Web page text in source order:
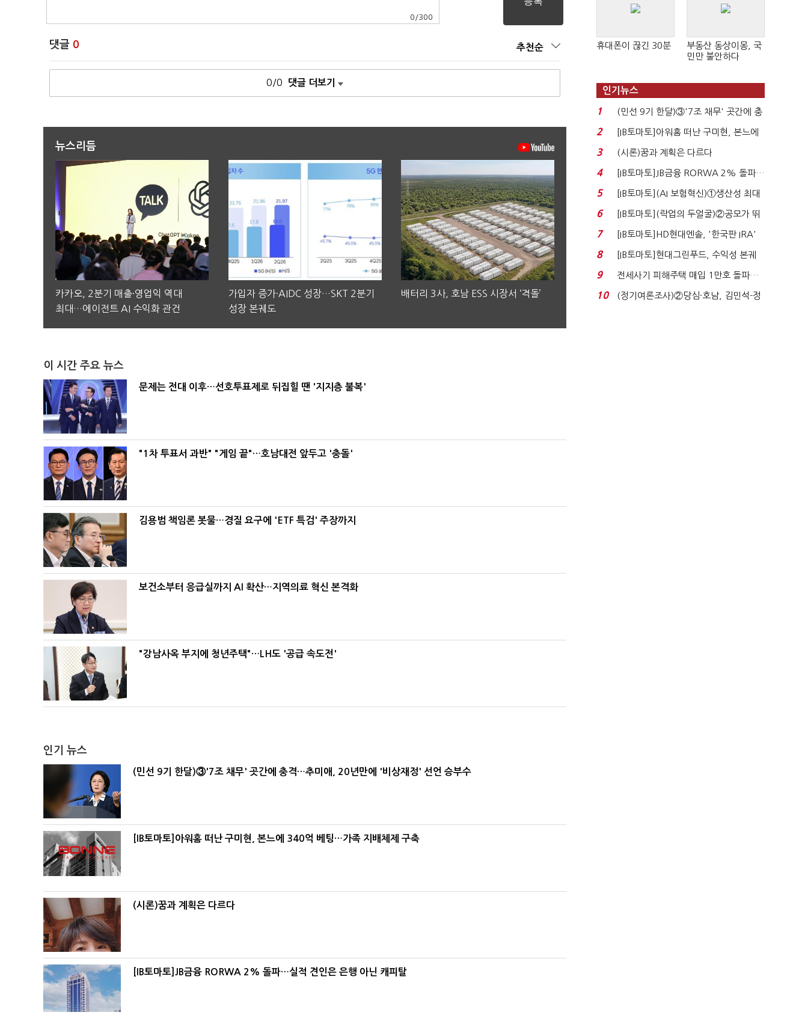
0 /300
댓글 0 추천순
0/0 댓글 더보기
뉴스리듬
카카오, 2분기 매출·영업익 역대
최대…에이전트 AI 수익화 관건
가입자 증가·AIDC 성장…SKT 2분기
성장 본궤도
배터리 3사, 호남 ESS 시장서 ‘격돌’
이 시간 주요 뉴스
문제는 전대 이후…선호투표제로 뒤집힐 땐 '지지층 불복'
"1차 투표서 과반" "게임 끝"…호남대전 앞두고 '충돌'
김용범 책임론 봇물…경질 요구에 'ETF 특검' 주장까지
보건소부터 응급실까지 AI 확산…지역의료 혁신 본격화
"강남사옥 부지에 청년주택"…LH도 '공급 속도전'
인기 뉴스
(민선 9기 한달)③'7조 채무' 곳간에 충격…추미애, 20년만에 '비상재정' 선언 승부수
[IB토마토]아워홈 떠난 구미현, 본느에 340억 베팅…가족 지배체제 구축
(시론)꿈과 계획은 다르다
[IB토마토]JB금융 RORWA 2% 돌파…실적 견인은 은행 아닌 캐피탈
휴대폰이 끊긴 30분
부동산 동상이몽, 국
민만 불안하다
인기뉴스
1
(민선 9기 한달)③'7조 채무' 곳간에 충
격…추미애, 20년...
2
[IB토마토]아워홈 떠난 구미현, 본느에
340억 베팅…가...
3 (시론)꿈과 계획은 다르다
4
[IB토마토]JB금융 RORWA 2% 돌파…
실적 견인은 은행 ...
5
[IB토마토](AI 보험혁신)①생산성 최대
80% 개선…현실...
6
[IB토마토](락업의 두얼굴)②공모가 뛰
자 첫날 매도…FI ...
7
[IB토마토]HD현대엔솔, '한국판 IRA'
수혜 부상…세액공...
8
[IB토마토]현대그린푸드, 수익성 본궤
도…실적 개선에 ...
9
전세사기 피해주택 매입 1만호 돌파…
누적 피해자 4만2...
10
(정기여론조사)②당심·호남, 김민석-정